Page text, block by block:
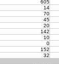
605
14
70
45
20
142
10
0
152
32